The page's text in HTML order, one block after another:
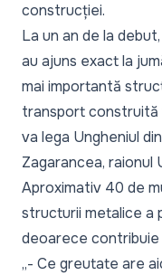
construcției.
La un an de la
au ajuns exact la
mai importantă
transport construită
va lega Ungheniul
Zagarancea, raionul
Aproximativ 40 de
structurii metalice a
deoarece
„- Ce greutate are